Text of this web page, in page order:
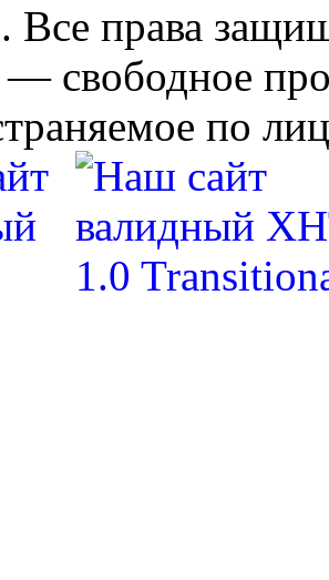
Все права
— свободное
по